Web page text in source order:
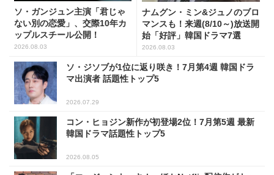
ソ・ガンジュン主演「君じゃ
ない別の恋愛」、交際10年カ
ップルスチール公開！
2026.08.03
ナムグン・ミン&ジュノのブロ
マンスも！来週(8/10～)放送開
始「好評」韓国ドラマ7選
2026.08.03
ソ・ジソブが1位に返り咲き！7月第4週 韓国ドラ
マ出演者 話題性トップ5
2026.07.29
コン・ヒョジン新作が初登場2位！7月第5週 最新
韓国ドラマ話題性トップ5
2026.08.05